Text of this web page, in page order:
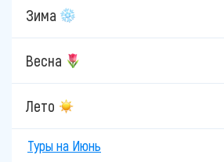
Зима
Весна
Лето
Туры на Июнь